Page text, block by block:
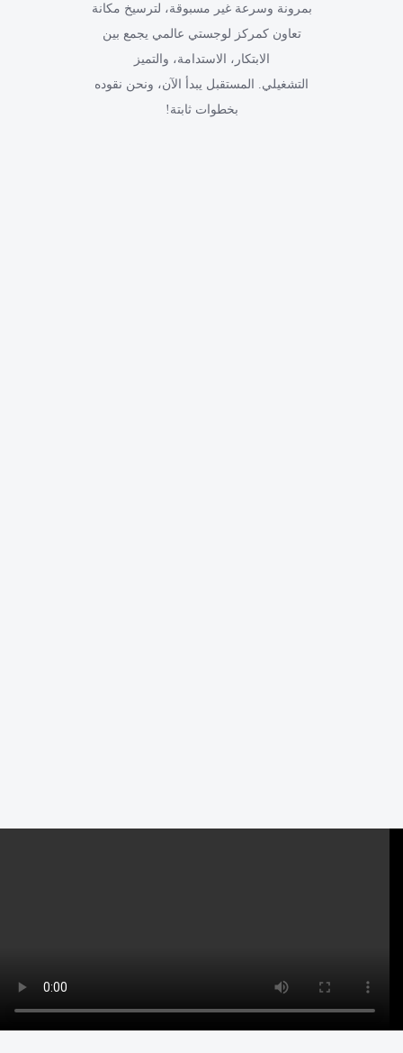
بمرونة وسرعة غير مسبوقة، لترسيخ مكانة
تعاون كمركز لوجستي عالمي يجمع بين
الابتكار، الاستدامة، والتميز
التشغيلي. المستقبل يبدأ الآن، ونحن نقوده
بخطوات ثابتة!